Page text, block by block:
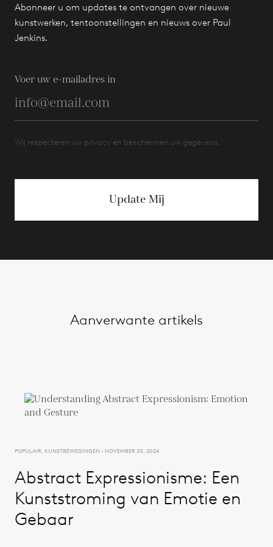
Abonneer u om updates te ontvangen over nieuwe
kunstwerken, tentoonstellingen en nieuws over Paul
Jenkins.
Voer uw e-mailadres in
Wij respecteren uw privacy en beschermen uw gegevens.
Update Mij
Aanverwante artikels
POPULAIR, KUNSTBEWEGINGEN - NOVEMBER 20, 2024
Abstract Expressionisme: Een
Kunststroming van Emotie en
Gebaar